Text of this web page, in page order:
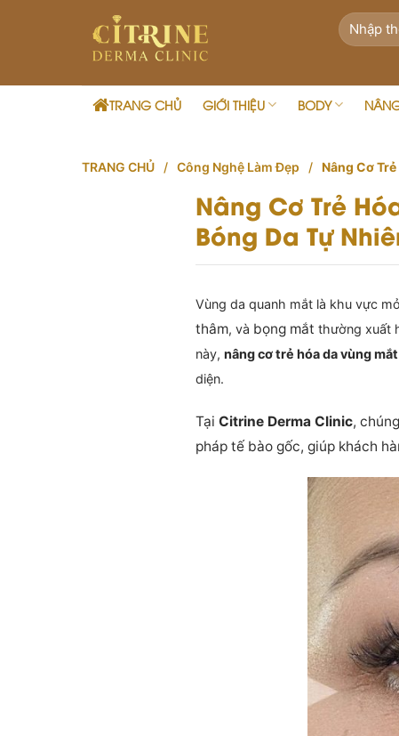
TRANG CHỦ GIỚI THIỆU BODY
TRANG CHỦ / Công Nghệ Làm Đẹp / Nâng Cơ
Nâng Cơ Trẻ
Bóng Da Tự
Vùng da quanh mắt là khu vực
thâm, và bọng mắt thường xuất
này,nâng cơ trẻ hóa da vùng mắt
diện.
TạiCitrine Derma Clinic,
pháp tế bào gốc, giúp khách